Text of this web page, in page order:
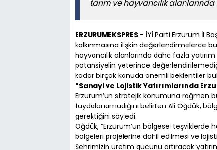
tarım ve hayvancılık
ERZURUMEKSPRES - İYİ Parti Erzurum İl
kalkınmasına ilişkin değerlendirmelerde
hayvancılık alanlarında daha fazla
potansiyelin yeterince
kadar birçok konuda önemli beklentiler
“Sanayi ve Lojistik Yatırımlarında
Erzurum’un stratejik konumuna rağmen
faydalanamadığını belirten Ali Öğdük,
gerektiğini söyledi.
Öğdük, “Erzurum’un bölgesel teşviklerde
bölgeleri projelerine dahil edilmesi ve
Şehrimizin üretim gücünü artıracak